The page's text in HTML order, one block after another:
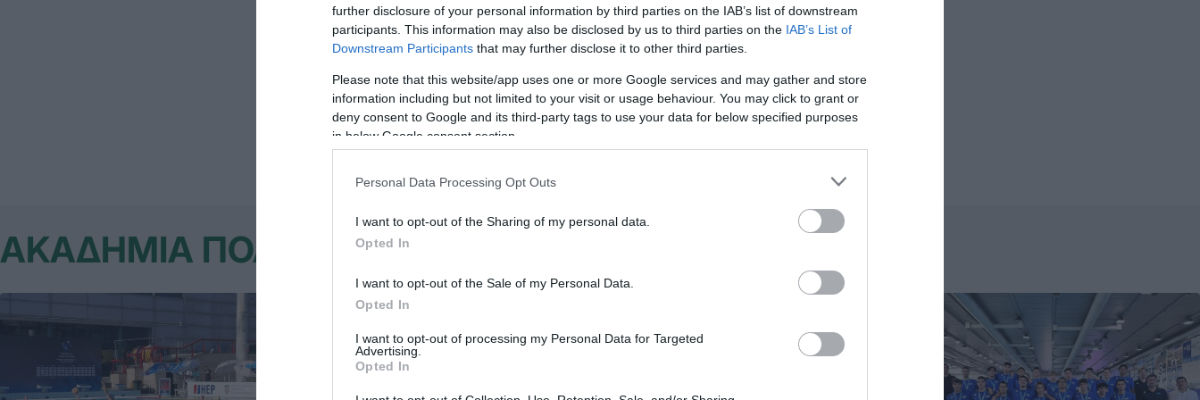
further disclosure of your personal information by third parties on the IAB’s list of downstream
participants. This information may also be disclosed by us to third parties on the IAB’s List of
Downstream Participants that may further disclose it to other third parties.
Please note that this website/app uses one or more Google services and may gather and store
information including but not limited to your visit or usage behaviour. You may click to grant or
deny consent to Google and its third-party tags to use your data for below specified purposes
in below Google consent section.
Personal Data Processing Opt Outs
I want to opt-out of the Sharing of my personal data.
Opted In
I want to opt-out of the Sale of my Personal Data.
Opted In
I want to opt-out of processing my Personal Data for Targeted
Advertising.
Opted In
2. Νηρέας Γέρακα 9
3. Νηρέας Χαλανδρίου 6
4. Υδραϊκός 3
ΑΚΑΔΗΜΙΑ ΠΟΛΟ ΑΝΔΡΩΝ